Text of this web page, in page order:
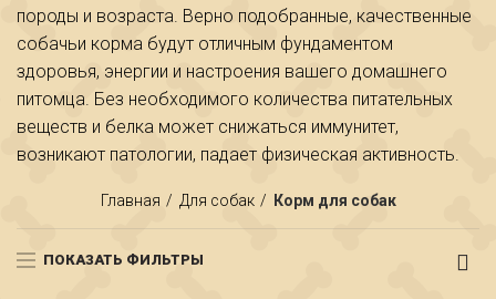
породы и возраста. Верно подобранные, качественные
собачьи корма будут отличным фундаментом
здоровья, энергии и настроения вашего домашнего
питомца. Без необходимого количества питательных
веществ и белка может снижаться иммунитет,
возникают патологии, падает физическая активность.
Главная Для собак Корм для собак
ПОКАЗАТЬ ФИЛЬТРЫ